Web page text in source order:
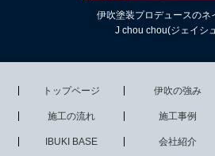
伊吹塗装プロデュースのネ
J chou chou(ジェイシ
トップページ 伊吹の強み
施工の流れ 施工事例
IBUKI BASE 会社紹介